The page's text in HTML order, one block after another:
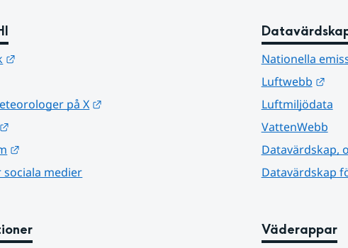
på X
sociala medier
Nationella
Luftwebb
Luftmiljödata
VattenWebb
Datavärdskap,
Datavärdskap
Väderappar